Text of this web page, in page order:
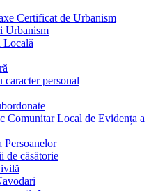
Certificat de Urbanism
Urbanism
Locală
caracter personal
Comunitar Local de Evidența a
Persoanelor
de căsătorie